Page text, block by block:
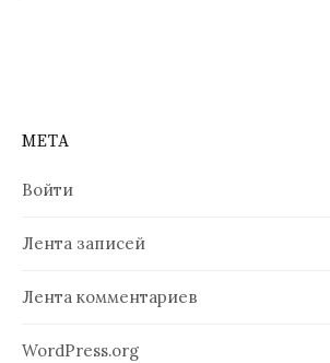
МЕТА
Войти
Лента записей
Лента комментариев
WordPress.org